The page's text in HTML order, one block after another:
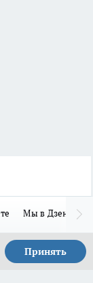
Мы в Дзене
Принять